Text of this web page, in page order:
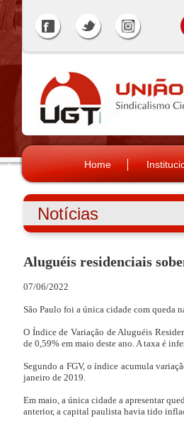
Home
Notícias
Aluguéis residenciais
07/06/2022
São Paulo foi a única cidade com queda
O Índice de Variação de Aluguéis
de 0,59% em maio deste ano. A taxa é
Segundo a FGV, o índice acumula
janeiro de 2019.
Em maio, a única cidade a apresentar
anterior, a capital paulista havia tido